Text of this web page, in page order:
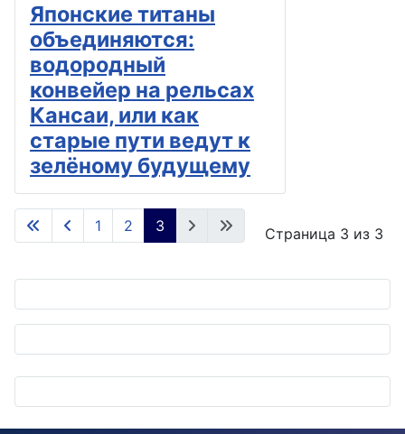
Японские титаны
объединяются:
водородный
конвейер на рельсах
Кансаи, или как
старые пути ведут к
зелёному будущему
Страница 3 из 3
1 2 3